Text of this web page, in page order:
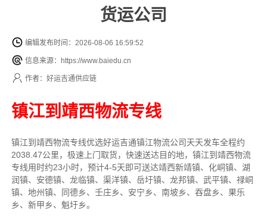
货运公司
编辑发布时间：2026-08-06 16:59:52
信息来源：https://www.baiedu.cn
作者：好运吉通供应链
镇江到靖西物流专线
镇江到靖西物流专线优选好运吉通镇江物流公司天天发车全程约
2038.47公里， 极速上门取货，快速送达目的地，镇江到靖西物流
专线用时约23小时，预计4-5天即可送达靖西新靖镇、化峒镇、湖
润镇、安德镇、龙临镇、渠洋镇、岳圩镇、龙邦镇、武平镇、禄峒
镇、地州镇、同德乡、壬庄乡、安宁乡、南坡乡、吞盘乡、果乐
乡、新甲乡、魁圩乡。